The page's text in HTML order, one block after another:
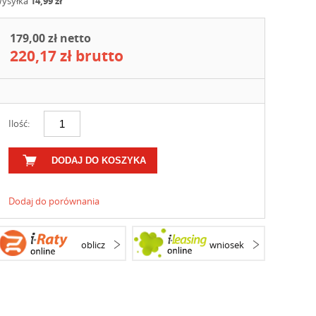
179,00 zł netto
220,17 zł brutto
Ilość:
DODAJ DO KOSZYKA
Dodaj do porównania
oblicz wniosek